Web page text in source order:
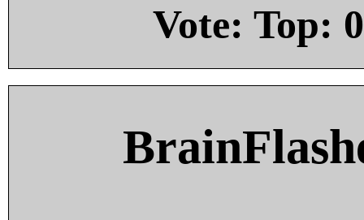
Vote: Top: 0